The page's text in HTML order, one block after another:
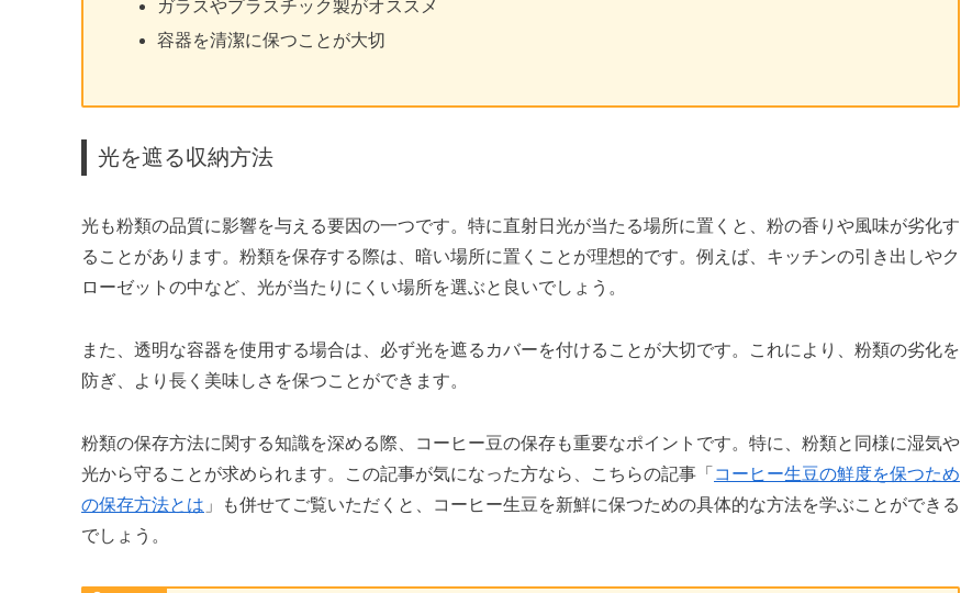
ガラスやプラスチック製がオススメ
容器を清潔に保つことが大切
光を遮る収納方法
光も粉類の品質に影響を与える要因の一つです。特に直射日光が当たる場所に置くと、粉の香りや風味が劣化す
ることがあります。粉類を保存する際は、暗い場所に置くことが理想的です。例えば、キッチンの引き出しやク
ローゼットの中など、光が当たりにくい場所を選ぶと良いでしょう。
また、透明な容器を使用する場合は、必ず光を遮るカバーを付けることが大切です。これにより、粉類の劣化を
防ぎ、より長く美味しさを保つことができます。
粉類の保存方法に関する知識を深める際、コーヒー豆の保存も重要なポイントです。特に、粉類と同様に湿気や
光から守ることが求められます。この記事が気になった方なら、こちらの記事「 コーヒー生豆の鮮度を保つため
の保存方法とは 」も併せてご覧いただくと、コーヒー生豆を新鮮に保つための具体的な方法を学ぶことができる
でしょう。